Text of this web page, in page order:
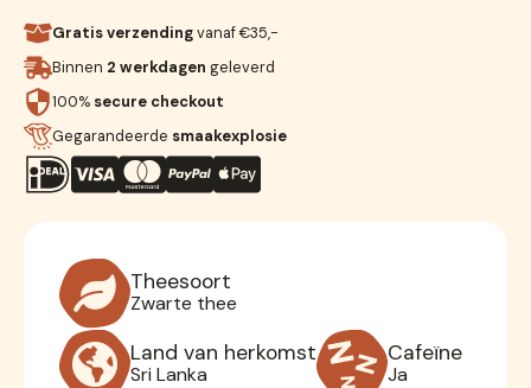
Gratis verzendingvanaf €35,-
Binnen 2 werkdagen geleverd
100% secure checkout
Gegarandeerde smaakexplosie
Theesoort
Zwarte thee
Land van herkomst
Sri Lanka
Cafeïne
Ja